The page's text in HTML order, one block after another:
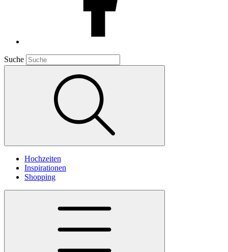
Suche
Hochzeiten
Inspirationen
Shopping